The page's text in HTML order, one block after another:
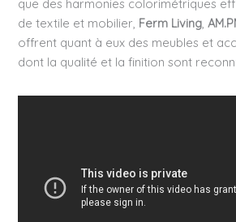
que des harmonies colorimétriques
de textile et mobilier, Ferm Living,
offrent quant à eux des meubles et
dont la qualité et la finition sont